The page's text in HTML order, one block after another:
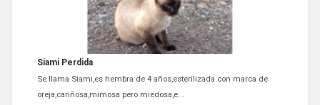
ADOPCIÓN URGENTE GATA TEROR GRAN CANARIA
El ayuntamiento se va a llevar a Los Gatos callejeros de la zona los
próximos días, ella incluida...